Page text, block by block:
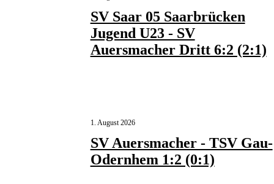
SV Saar 05 Saarbrücken
Jugend U23 - SV
Auersmacher Dritt 6:2 (2:1)
1. August 2026
SV Auersmacher - TSV Gau-
Odernhem 1:2 (0:1)